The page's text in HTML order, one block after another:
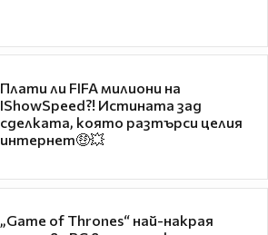
Плати ли FIFA милиони на
IShowSpeed?! Истината зад
сделката, която разтърси целия
интернет🤑💥
„Game of Thrones“ най-накрая